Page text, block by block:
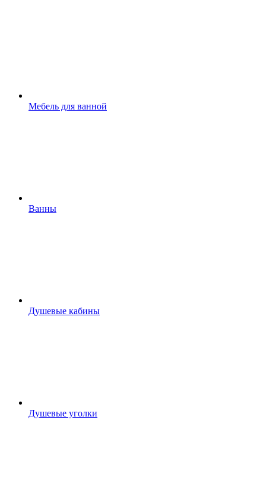
Мебель для ванной
Ванны
Душевые кабины
Душевые уголки